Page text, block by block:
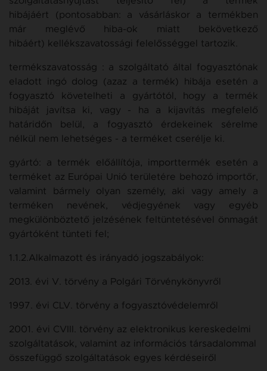
hibájáért (pontosabban: a vásárláskor a termékben
már meglévő hiba-ok miatt bekövetkező
hibáért) kellékszavatossági felelősséggel tartozik.
termékszavatosság : a szolgáltató által fogyasztónak
eladott ingó dolog (azaz a termék) hibája esetén a
fogyasztó követelheti a gyártótól, hogy a termék
hibáját javítsa ki, vagy - ha a kijavítás megfelelő
határidőn belül, a fogyasztó érdekeinek sérelme
nélkül nem lehetséges - a terméket cserélje ki.
gyártó: a termék előállítója, importtermék esetén a
terméket az Európai Unió területére behozó importőr,
valamint bármely olyan személy, aki vagy amely a
terméken nevének, védjegyének vagy egyéb
megkülönböztető jelzésének feltüntetésével önmagát
gyártóként tünteti fel;
1.1.2.Alkalmazott és irányadó jogszabályok:
2013. évi V. törvény a Polgári Törvénykönyvről
1997. évi CLV. törvény a fogyasztóvédelemről
2001. évi CVIII. törvény az elektronikus kereskedelmi
szolgáltatások, valamint az információs társadalommal
összefüggő szolgáltatások egyes kérdéseiről